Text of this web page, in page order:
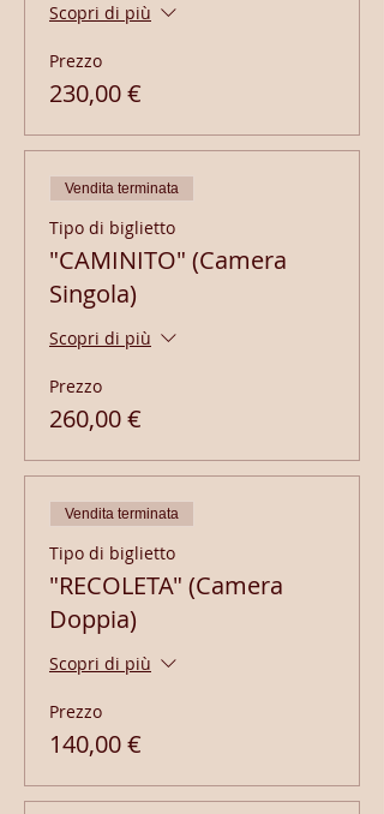
Scopri di più
Prezzo
230,00 €
Vendita terminata
Tipo di biglietto
"CAMINITO" (Camera
Singola)
Scopri di più
Prezzo
260,00 €
Vendita terminata
Tipo di biglietto
"RECOLETA" (Camera
Doppia)
Scopri di più
Prezzo
140,00 €